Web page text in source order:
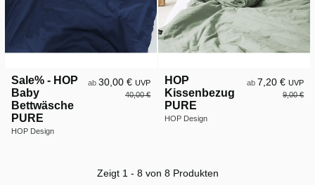
Sale% - HOP
Baby
Bettwäsche
PURE
HOP Design
ab30,00 €UVP
40,00 €
HOP
Kissenbezug
PURE
HOP Design
ab 7,20 € UVP
9,00 €
Zeigt 1 - 8 von 8 Produkten